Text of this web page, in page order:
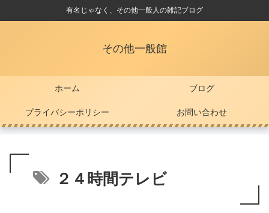
有名じゃなく、その他一般人の雑記ブログ
その他一般館
ホーム ブログ
プライバシーポリシー お問い合わせ
２４時間テレビ